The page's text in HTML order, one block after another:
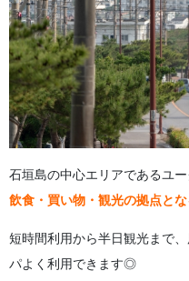
石垣島の中心エリアであるユ
飲食・買い物・観光の拠点と
短時間利用から半日観光まで
パよく利用できます◎